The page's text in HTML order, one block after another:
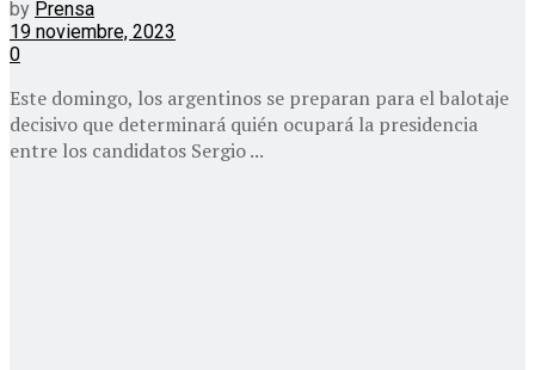
by Prensa
19 noviembre, 2023
0
Este domingo, los argentinos se preparan para el balotaje
decisivo que determinará quién ocupará la presidencia
entre los candidatos Sergio ...